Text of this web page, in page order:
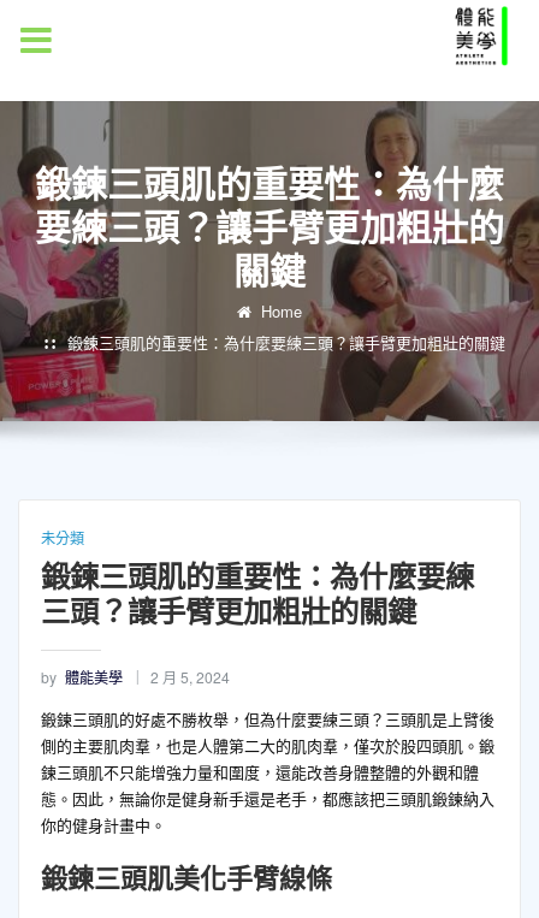
鍛鍊三頭肌的重要性：為什麼
要練三頭？讓手臂更加粗壯的
關鍵
Home
鍛鍊三頭肌的重要性：為什麼要練三頭？讓手臂更加粗壯的關鍵
未分類
鍛鍊三頭肌的重要性：為什麼要練
三頭？讓手臂更加粗壯的關鍵
by 體能美學 2 月 5, 2024
鍛鍊三頭肌的好處不勝枚舉，但為什麼要練三頭？三頭肌是上臂後
側的主要肌肉羣，也是人體第二大的肌肉羣，僅次於股四頭肌。鍛
鍊三頭肌不只能增強力量和圍度，還能改善身體整體的外觀和體
態。因此，無論你是健身新手還是老手，都應該把三頭肌鍛鍊納入
你的健身計畫中。
鍛鍊三頭肌美化手臂線條